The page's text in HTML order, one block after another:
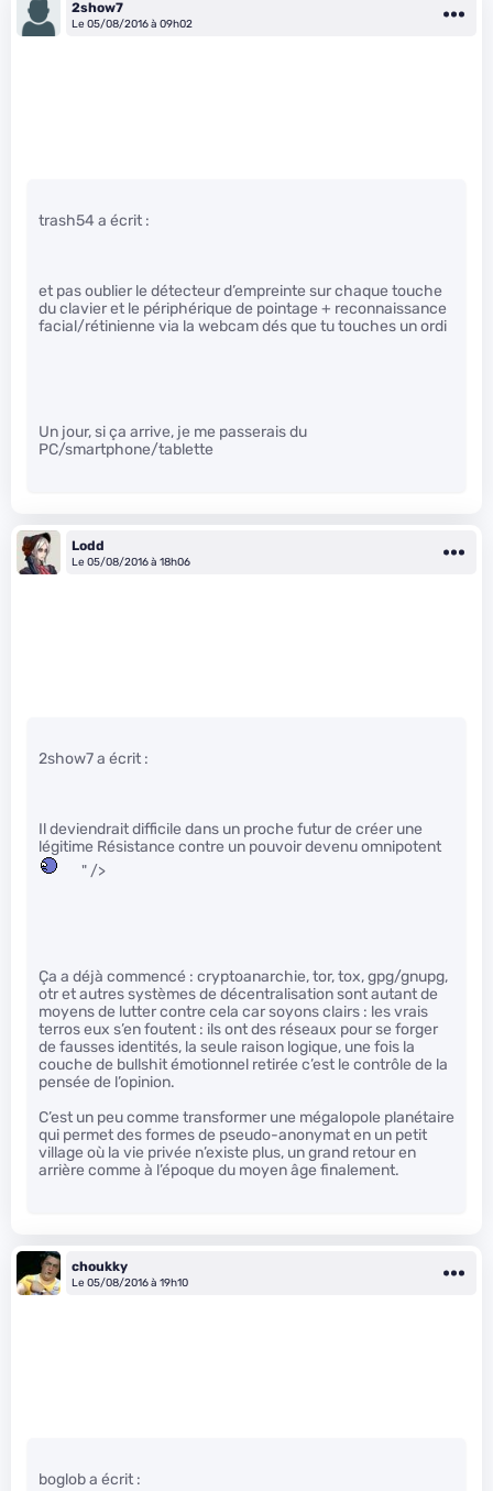
2show7
Le 05/08/2016 à 09h02
trash54 a écrit :
et pas oublier le détecteur d’empreinte sur chaque touche
du clavier et le périphérique de pointage + reconnaissance
facial/rétinienne via la webcam dés que tu touches un ordi
Un jour, si ça arrive, je me passerais du
PC/smartphone/tablette
Lodd
Le 05/08/2016 à 18h06
2show7 a écrit :
Il deviendrait difficile dans un proche futur de créer une
légitime Résistance contre un pouvoir devenu omnipotent
" />
Ça a déjà commencé : cryptoanarchie, tor, tox, gpg/gnupg,
otr et autres systèmes de décentralisation sont autant de
moyens de lutter contre cela car soyons clairs : les vrais
terros eux s’en foutent : ils ont des réseaux pour se forger
de fausses identités, la seule raison logique, une fois la
couche de bullshit émotionnel retirée c’est le contrôle de la
pensée de l’opinion.
C’est un peu comme transformer une mégalopole planétaire
qui permet des formes de pseudo-anonymat en un petit
village où la vie privée n’existe plus, un grand retour en
arrière comme à l’époque du moyen âge finalement.
choukky
Le 05/08/2016 à 19h10
boglob a écrit :